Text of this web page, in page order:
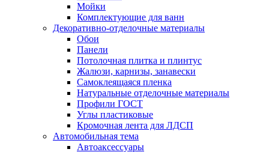
Мойки
Комплектующие для ванн
Декоративно-отделочные материалы
Обои
Панели
Потолочная плитка и плинтус
Жалюзи, карнизы, занавески
Самоклеящаяся пленка
Натуральные отделочные материалы
Профили ГОСТ
Углы пластиковые
Кромочная лента для ЛДСП
Автомобильная тема
Автоаксессуары